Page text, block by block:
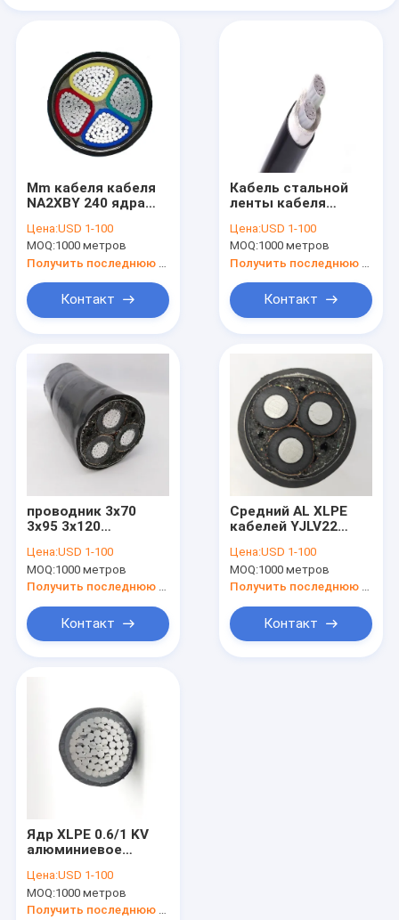
Продукты
О нас
Путешествие фабрики
Mm кабеля кабеля
NA2XBY 240 ядра
бронированные кв
алюминиевого
Цена:USD 1-100
MOQ:1000 метров
Контакт
Кабель стальной
ленты кабеля
напряжения ядра Al
2 YJLV22 NA2XRY
бронированный
Цена:USD 1-100
MOQ:1000 метров
Контакт
проводник 3x70
3x95 3x120
привязывает XLPE
15 KV
Цена:USD 1-100
MOQ:1000 метров
Получить последнюю цену
Контакт
Средний AL XLPE
кабелей YJLV22
8.7/15KV
изолировал черноту
Цена:USD 1-100
MOQ:1000 метров
Получить последнюю цену
Контакт
Ядр XLPE 0.6/1 KV
алюминиевое
силовой кабель
низшего
напряжения куртки
Цена:USD 1-100
MOQ:1000 метров
Получить последнюю цену